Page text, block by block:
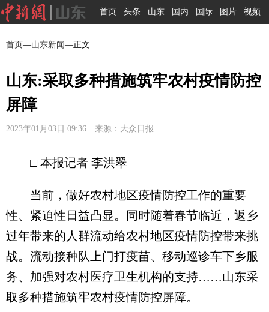
首页 头条 山东 国内 国际 图片 视频
首页—山东新闻—正文
山东:采取多种措施筑牢农村疫情防控
屏障
2023年01月03日 09:36 来源：大众日报
□ 本报记者 李洪翠
当前，做好农村地区疫情防控工作的重要
性、紧迫性日益凸显。同时随着春节临近，返乡
过年带来的人群流动给农村地区疫情防控带来挑
战。流动接种队上门打疫苗、移动巡诊车下乡服
务、加强对农村医疗卫生机构的支持……山东采
取多种措施筑牢农村疫情防控屏障。